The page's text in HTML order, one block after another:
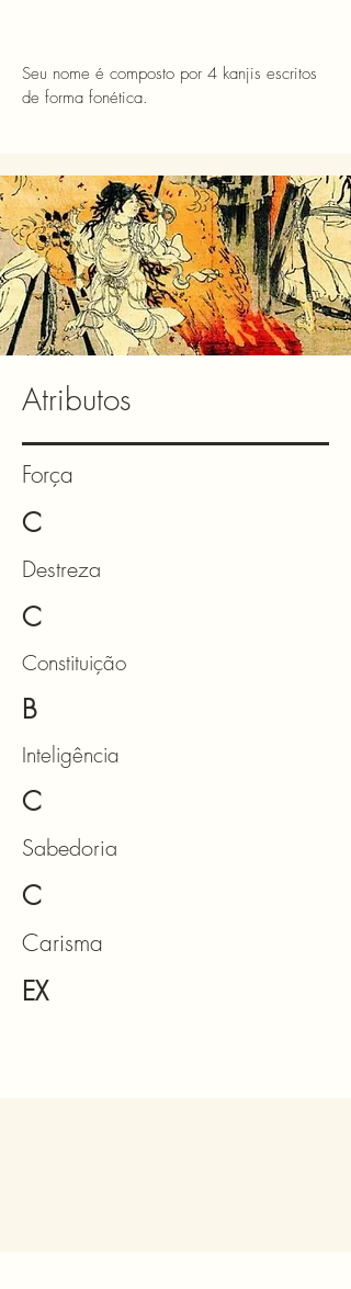
Seu nome é composto por 4 kanjis escritos
de forma fonética.
Atributos
Força
C
Destreza
C
Constituição
B
Inteligência
C
Sabedoria
C
Carisma
EX